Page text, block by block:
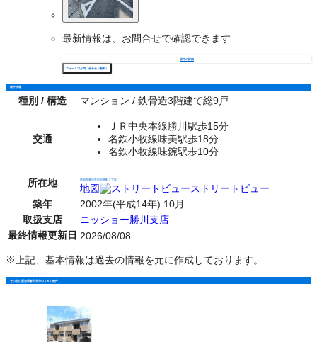
最新情報は、お問合せで確認できます
物件の詳細
フォームでお問い合わせ（無料）
物件情報
種別 / 構造 マンション / 鉄骨造3階建て総9戸
交通
ＪＲ中央本線勝川駅歩15分
名鉄小牧線味美駅歩18分
名鉄小牧線味鋺駅歩10分
所在地 愛知県春日井市追進町３丁目
地図
ストリートビュー
築年
2002年(平成14年) 10月
取扱支店
ニッショー勝川支店
最終情報更新日 2026/08/08
※上記、基本情報は過去の情報を元に作成しております。
その他の愛知県春日井市の１Ｋの物件